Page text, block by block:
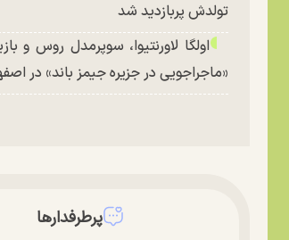
تولدش پربازدید شد
اولگا لاورنتیوا، سوپرمدل روس و
«ماجراجویی در جزیره جیمز باند» در
پرطرفدارها